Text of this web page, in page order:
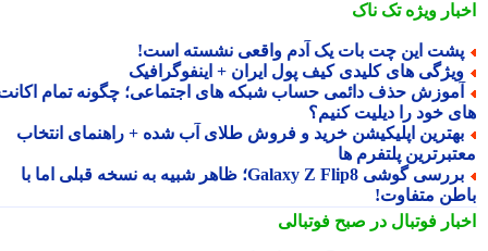
ویژهتک ناک
این چت بات یک آدم واقعی نشسته است!
های کلیدی کیف پول ایران + اینفوگرافیک
حذف دائمی حساب شبکه های اجتماعی؛ چگونه تمام اکانت
خود را دیلیت کنیم؟
اپلیکیشن خرید و فروش طلای آب شده + راهنمای انتخاب
پلتفرم ها
بررسی گوشی Galaxy Z Flip8؛ ظاهر شبیه به نسخه قبلی اما با
متفاوت!
فوتبال در صبح فوتبالی